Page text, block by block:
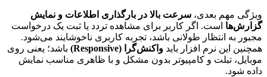
ویژگی مهم بعدی، سرعت بالا در بارگذاری اطلاعات و نمایش
گزارش‌ها است. اگر کاربر برای مشاهده تردد یا ثبت یک درخواست
مجبور به انتظار طولانی باشد، تجربه کاربری ناخوشایند می‌شود.
همچنین این نرم افزار باید واکنش‌گرا (Responsive)
باشد؛ یعنی روی
موبایل، تبلت و کامپیوتر بدون مشکل و با ظاهری مناسب نمایش
داده شود.